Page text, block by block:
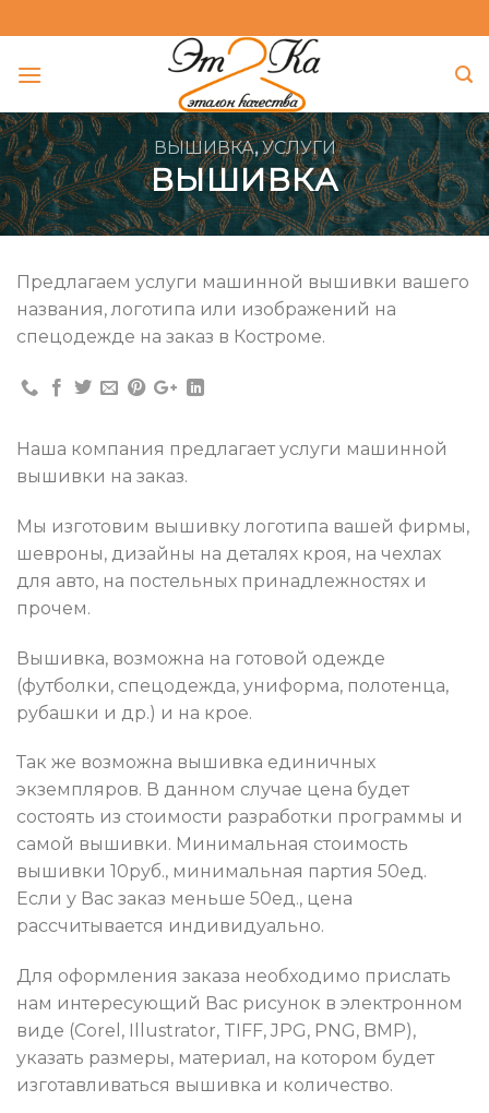
to
content
ВЫШИВКА,УСЛУГИ
ВЫШИВКА
Предлагаем услуги машинной вышивки вашего
названия, логотипа или изображений на
спецодежде на заказ в Костроме.
Наша компания предлагает услуги машинной
вышивки на заказ.
Мы изготовим вышивку логотипа вашей фирмы,
шевроны, дизайны на деталях кроя, на чехлах
для авто, на постельных принадлежностях и
прочем.
Вышивка, возможна на готовой одежде
(футболки, спецодежда, униформа, полотенца,
рубашки и др.) и на крое.
Так же возможна вышивка единичных
экземпляров. В данном случае цена будет
состоять из стоимости разработки программы и
самой вышивки. Минимальная стоимость
вышивки 10руб., минимальная партия 50ед.
Если у Вас заказ меньше 50ед., цена
рассчитывается индивидуально.
Для оформления заказа необходимо прислать
нам интересующий Вас рисунок в электронном
виде (Corel, Illustrator, TIFF, JPG, PNG, BMP),
указать размеры, материал, на котором будет
изготавливаться вышивка и количество.